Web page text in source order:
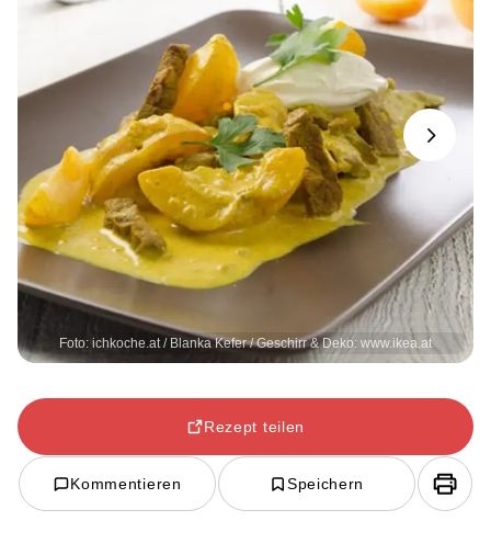
Foto: ichkoche.at / Blanka Kefer / Geschirr & Deko: www.ikea.at
Next
Rezept teilen
Kommentieren Speichern